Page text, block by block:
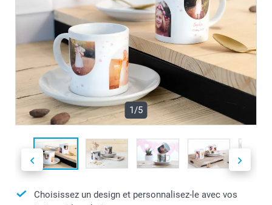
1/5
Choisissez un design et personnalisez-le avec vos